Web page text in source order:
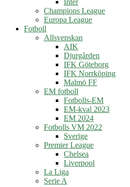
Champions League
Europa League
Fotboll
Allsvenskan
AIK
Djurgården
IFK Göteborg
IFK Norrköping
Malmö FF
EM fotboll
Fotbolls-EM
EM-kval 2023
EM 2024
Fotbolls VM 2022
Sverige
Premier League
Chelsea
Liverpool
La Liga
Serie A